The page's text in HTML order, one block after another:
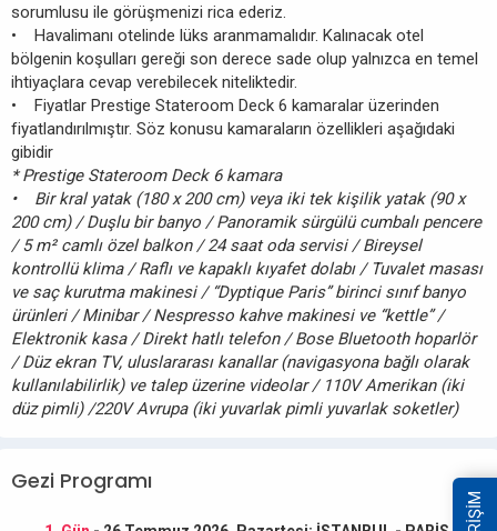
sorumlusu ile görüşmenizi rica ederiz.
• Havalimanı otelinde lüks aranmamalıdır. Kalınacak otel
bölgenin koşulları gereği son derece sade olup yalnızca en temel
ihtiyaçlara cevap verebilecek niteliktedir.
• Fiyatlar Prestige Stateroom Deck 6 kamaralar üzerinden
fiyatlandırılmıştır. Söz konusu kamaraların özellikleri aşağıdaki
gibidir
* Prestige Stateroom Deck 6 kamara
• Bir kral yatak (180 x 200 cm) veya iki tek kişilik yatak (90 x
200 cm) / Duşlu bir banyo / Panoramik sürgülü cumbalı pencere
/ 5 m² camlı özel balkon / 24 saat oda servisi / Bireysel
kontrollü klima / Raflı ve kapaklı kıyafet dolabı / Tuvalet masası
ve saç kurutma makinesi / “Dyptique Paris” birinci sınıf banyo
ürünleri / Minibar / Nespresso kahve makinesi ve “kettle” /
Elektronik kasa / Direkt hatlı telefon / Bose Bluetooth hoparlör
/ Düz ekran TV, uluslararası kanallar (navigasyona bağlı olarak
kullanılabilirlik) ve talep üzerine videolar / 110V Amerikan (iki
düz pimli) /220V Avrupa (iki yuvarlak pimli yuvarlak soketler)
Gezi Programı